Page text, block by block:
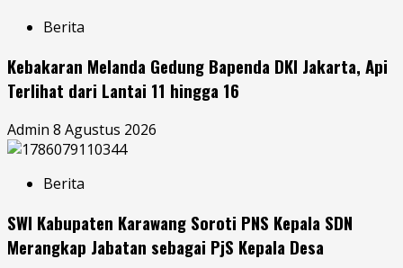
Berita
Kebakaran Melanda Gedung Bapenda DKI Jakarta, Api
Terlihat dari Lantai 11 hingga 16
Admin 8 Agustus 2026
Berita
SWI Kabupaten Karawang Soroti PNS Kepala SDN
Merangkap Jabatan sebagai PjS Kepala Desa